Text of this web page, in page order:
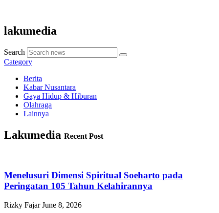
lakumedia
Search
Category
Berita
Kabar Nusantara
Gaya Hidup & Hiburan
Olahraga
Lainnya
Lakumedia Recent Post
Menelusuri Dimensi Spiritual Soeharto pada
Peringatan 105 Tahun Kelahirannya
Rizky FajarJune 8, 2026